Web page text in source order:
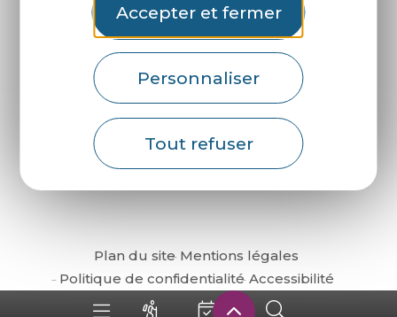
Accepter et fermer
Personnaliser
Tout refuser
Plan du site Mentions légales
Politique de confidentialité Accessibilité